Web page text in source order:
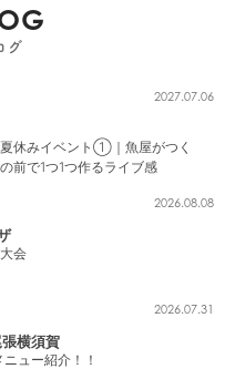
グ
2027.07.06
夏休みイベント①｜魚屋がつく
前で1つ1つ作るライブ感
2026.08.08
会
2026.07.31
横須賀
ュー紹介！！